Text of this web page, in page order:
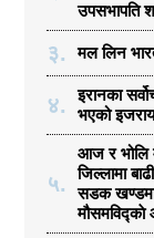
उपसभापति
३. मल लिन
४.
इरानका
भएको
५.
आज र भोलि
जिल्लामा
सडक खण्डमा